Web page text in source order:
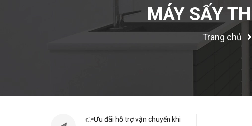
MÁY SẤY
Trang chủ
👉Ưu đãi hỗ trợ vận chuyển khi